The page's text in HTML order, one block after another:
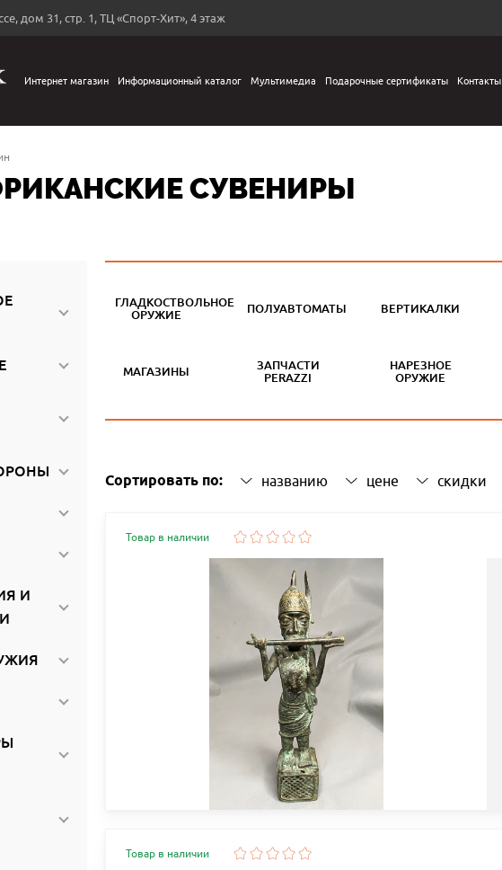
дом 31, стр. 1, ТЦ «Спорт-Хит», 4 этаж
←
Интернет магазин Информационный каталог Мультимедиа Подарочные сертификаты Контакты
СУВЕНИРЫ
И
ГЛАДКОСТВОЛЬНОЕ
ОРУЖИЕ
ПОЛУАВТОМАТЫ ВЕРТИКАЛКИ
МАГАЗИНЫ
ЗАПЧАСТИ
PERAZZI
НАРЕЗНОЕ
ОРУЖИЕ
Сортировать по: названию цене скидки
Товар в наличии
Товар в наличии